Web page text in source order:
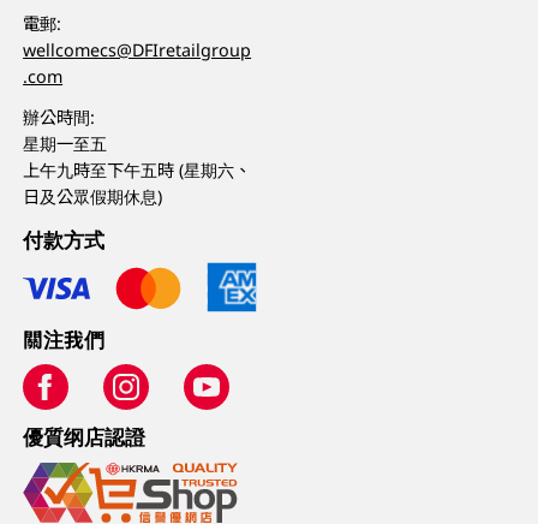
電郵:
wellcomecs@DFIretailgroup
.com
辦公時間:
星期一至五
上午九時至下午五時 (星期六、
日及公眾假期休息)
付款方式
關注我們
優質纲店認證